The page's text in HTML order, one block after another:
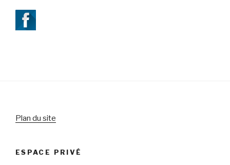
Plan du site
ESPACE PRIVÉ